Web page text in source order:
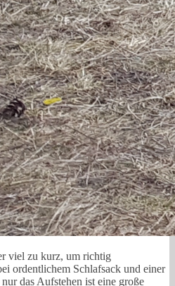
viel zu kurz, um richtig
ordentlichem Schlafsack und einer
das Aufstehen ist eine große